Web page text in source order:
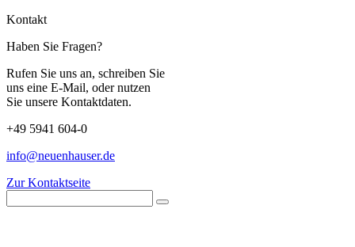
Kontakt
Haben Sie Fragen?
Rufen Sie uns an, schreiben Sie
uns eine E-Mail, oder nutzen
Sie unsere Kontaktdaten.
+49 5941 604-0
info@neuenhauser.de
Zur Kontaktseite